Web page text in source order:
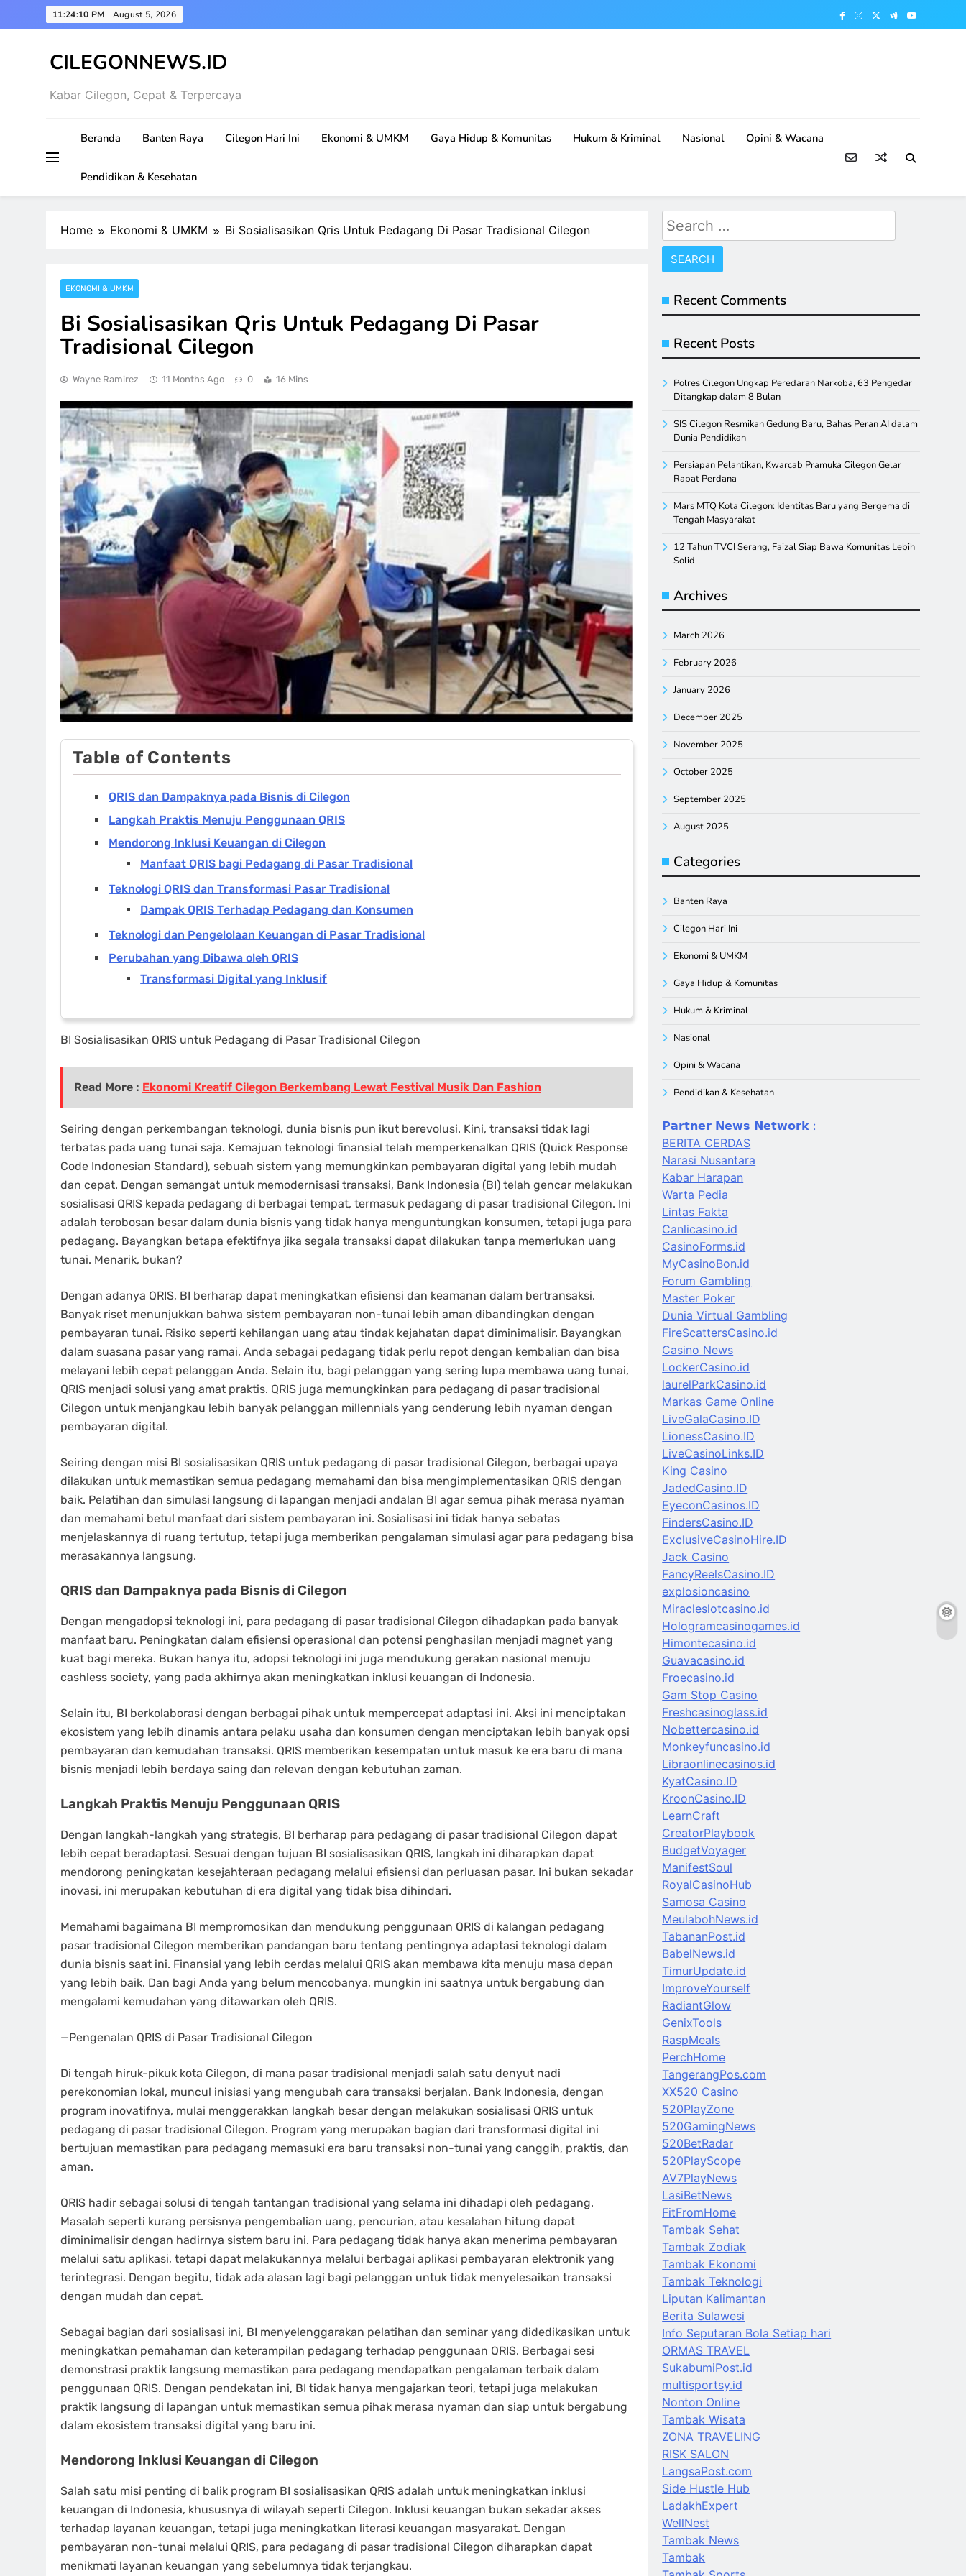
to
11:24:11 PM August 5, 2026
CILEGONNEWS.ID
Kabar Cilegon, Cepat & Terpercaya
Beranda Banten Raya Cilegon Hari Ini Ekonomi & UMKM Gaya Hidup & Komunitas Hukum & Kriminal Nasional Opini & Wacana
Pendidikan & Kesehatan
Home Ekonomi & UMKM Bi Sosialisasikan Qris Untuk Pedagang Di Pasar Tradisional Cilegon
EKONOMI & UMKM
Bi Sosialisasikan Qris Untuk Pedagang Di Pasar
Tradisional Cilegon
Wayne Ramirez 11 Months Ago 0 16 Mins
Table of Contents
QRIS dan Dampaknya pada Bisnis di Cilegon
Langkah Praktis Menuju Penggunaan QRIS
Mendorong Inklusi Keuangan di Cilegon
Manfaat QRIS bagi Pedagang di Pasar Tradisional
Teknologi QRIS dan Transformasi Pasar Tradisional
Dampak QRIS Terhadap Pedagang dan Konsumen
Teknologi dan Pengelolaan Keuangan di Pasar Tradisional
Perubahan yang Dibawa oleh QRIS
Transformasi Digital yang Inklusif
BI Sosialisasikan QRIS untuk Pedagang di Pasar Tradisional Cilegon
Read More : Ekonomi Kreatif Cilegon Berkembang Lewat Festival Musik Dan Fashion
Seiring dengan perkembangan teknologi, dunia bisnis pun ikut berevolusi. Kini, transaksi tidak lagi
terbatas pada uang tunai saja. Kemajuan teknologi finansial telah memperkenalkan QRIS (Quick Response
Code Indonesian Standard), sebuah sistem yang memungkinkan pembayaran digital yang lebih mudah
dan cepat. Dengan semangat untuk memodernisasi transaksi, Bank Indonesia (BI) telah gencar melakukan
sosialisasi QRIS kepada pedagang di berbagai tempat, termasuk pedagang di pasar tradisional Cilegon. Ini
adalah terobosan besar dalam dunia bisnis yang tidak hanya menguntungkan konsumen, tetapi juga para
pedagang. Bayangkan betapa efektifnya jika segala transaksi dapat dilakukan tanpa memerlukan uang
tunai. Menarik, bukan?
Dengan adanya QRIS, BI berharap dapat meningkatkan efisiensi dan keamanan dalam bertransaksi.
Banyak riset menunjukkan bahwa sistem pembayaran non-tunai lebih aman dibandingkan dengan
pembayaran tunai. Risiko seperti kehilangan uang atau tindak kejahatan dapat diminimalisir. Bayangkan
dalam suasana pasar yang ramai, Anda sebagai pedagang tidak perlu repot dengan kembalian dan bisa
melayani lebih cepat pelanggan Anda. Selain itu, bagi pelanggan yang sering lupa membawa uang tunai,
QRIS menjadi solusi yang amat praktis. QRIS juga memungkinkan para pedagang di pasar tradisional
Cilegon untuk menjangkau lebih banyak pelanggan millennials yang cenderung lebih nyaman dengan
pembayaran digital.
Seiring dengan misi BI sosialisasikan QRIS untuk pedagang di pasar tradisional Cilegon, berbagai upaya
dilakukan untuk memastikan semua pedagang memahami dan bisa mengimplementasikan QRIS dengan
baik. Pelatihan dan simulasi langsung di lapangan menjadi andalan BI agar semua pihak merasa nyaman
dan memahami betul manfaat dari sistem pembayaran ini. Sosialisasi ini tidak hanya sebatas
menjelaskannya di ruang tertutup, tetapi juga memberikan pengalaman simulasi agar para pedagang bisa
merasakannya langsung.
QRIS dan Dampaknya pada Bisnis di Cilegon
Dengan mengadopsi teknologi ini, para pedagang di pasar tradisional Cilegon dihadapkan pada banyak
manfaat baru. Peningkatan dalam efisiensi operasional dan potensi penghasilan menjadi magnet yang
kuat bagi mereka. Bukan hanya itu, adopsi teknologi ini juga mendukung gerakan nasional menuju
cashless society, yang pada akhirnya akan meningkatkan inklusi keuangan di Indonesia.
Selain itu, BI berkolaborasi dengan berbagai pihak untuk mempercepat adaptasi ini. Aksi ini menciptakan
ekosistem yang lebih dinamis antara pelaku usaha dan konsumen dengan menciptakan lebih banyak opsi
pembayaran dan kemudahan transaksi. QRIS memberikan kesempatan untuk masuk ke era baru di mana
bisnis menjadi lebih berdaya saing dan relevan dengan kebutuhan zaman.
Langkah Praktis Menuju Penggunaan QRIS
Dengan langkah-langkah yang strategis, BI berharap para pedagang di pasar tradisional Cilegon dapat
lebih cepat beradaptasi. Sesuai dengan tujuan BI sosialisasikan QRIS, langkah ini diharapkan dapat
mendorong peningkatan kesejahteraan pedagang melalui efisiensi dan perluasan pasar. Ini bukan sekadar
inovasi, ini merupakan kebutuhan di era digital yang tidak bisa dihindari.
Memahami bagaimana BI mempromosikan dan mendukung penggunaan QRIS di kalangan pedagang
pasar tradisional Cilegon memberikan pandangan baru tentang pentingnya adaptasi teknologi dalam
dunia bisnis saat ini. Finansial yang lebih cerdas melalui QRIS akan membawa kita menuju masa depan
yang lebih baik. Dan bagi Anda yang belum mencobanya, mungkin ini saatnya untuk bergabung dan
mengalami kemudahan yang ditawarkan oleh QRIS.
—Pengenalan QRIS di Pasar Tradisional Cilegon
Di tengah hiruk-pikuk kota Cilegon, di mana pasar tradisional menjadi salah satu denyut nadi
perekonomian lokal, muncul inisiasi yang mengubah cara transaksi berjalan. Bank Indonesia, dengan
program inovatifnya, mulai menggerakkan langkah besar dengan melakukan sosialisasi QRIS untuk
pedagang di pasar tradisional Cilegon. Program yang merupakan bagian dari transformasi digital ini
bertujuan memastikan para pedagang memasuki era baru transaksi non-tunai yang canggih, praktis, dan
aman.
QRIS hadir sebagai solusi di tengah tantangan tradisional yang selama ini dihadapi oleh pedagang.
Masalah seperti kurang persisnya pengembalian uang, pencurian, atau kesalahan hitung dapat
diminimalisir dengan hadirnya sistem baru ini. Para pedagang tidak hanya akan menerima pembayaran
melalui satu aplikasi, tetapi dapat melakukannya melalui berbagai aplikasi pembayaran elektronik yang
terintegrasi. Dengan begitu, tidak ada alasan lagi bagi pelanggan untuk tidak menyelesaikan transaksi
dengan mudah dan cepat.
Sebagai bagian dari sosialisasi ini, BI menyelenggarakan pelatihan dan seminar yang didedikasikan untuk
meningkatkan pemahaman dan keterampilan pedagang terhadap penggunaan QRIS. Berbagai sesi
demonstrasi praktik langsung memastikan para pedagang mendapatkan pengalaman terbaik dalam
penggunaan QRIS. Dengan pendekatan ini, BI tidak hanya mengajarkan teori, tetapi juga melakukan
praktik langsung di lapangan untuk memastikan semua pihak merasa nyaman dan siap untuk bergabung
dalam ekosistem transaksi digital yang baru ini.
Mendorong Inklusi Keuangan di Cilegon
Salah satu misi penting di balik program BI sosialisasikan QRIS adalah untuk meningkatkan inklusi
keuangan di Indonesia, khususnya di wilayah seperti Cilegon. Inklusi keuangan bukan sekadar akses
terhadap layanan keuangan, tetapi juga meningkatkan literasi keuangan masyarakat. Dengan
pembayaran non-tunai melalui QRIS, para pedagang di pasar tradisional Cilegon diharapkan dapat
menikmati layanan keuangan yang sebelumnya tidak terjangkau.
Search
for:
Recent Comments
Recent Posts
Polres Cilegon Ungkap Peredaran Narkoba, 63 Pengedar
Ditangkap dalam 8 Bulan
SIS Cilegon Resmikan Gedung Baru, Bahas Peran AI dalam
Dunia Pendidikan
Persiapan Pelantikan, Kwarcab Pramuka Cilegon Gelar
Rapat Perdana
Mars MTQ Kota Cilegon: Identitas Baru yang Bergema di
Tengah Masyarakat
12 Tahun TVCI Serang, Faizal Siap Bawa Komunitas Lebih
Solid
Archives
March 2026
February 2026
January 2026
December 2025
November 2025
October 2025
September 2025
August 2025
Categories
Banten Raya
Cilegon Hari Ini
Ekonomi & UMKM
Gaya Hidup & Komunitas
Hukum & Kriminal
Nasional
Opini & Wacana
Pendidikan & Kesehatan
𝗣𝗮𝗿𝘁𝗻𝗲𝗿 𝗡𝗲𝘄𝘀 𝗡𝗲𝘁𝘄𝗼𝗿𝗸 :
BERITA CERDAS
Narasi Nusantara
Kabar Harapan
Warta Pedia
Lintas Fakta
Canlicasino.id
CasinoForms.id
MyCasinoBon.id
Forum Gambling
Master Poker
Dunia Virtual Gambling
FireScattersCasino.id
Casino News
LockerCasino.id
laurelParkCasino.id
Markas Game Online
LiveGalaCasino.ID
LionessCasino.ID
LiveCasinoLinks.ID
King Casino
JadedCasino.ID
EyeconCasinos.ID
FindersCasino.ID
ExclusiveCasinoHire.ID
Jack Casino
FancyReelsCasino.ID
explosioncasino
Miracleslotcasino.id
Hologramcasinogames.id
Himontecasino.id
Guavacasino.id
Froecasino.id
Gam Stop Casino
Freshcasinoglass.id
Nobettercasino.id
Monkeyfuncasino.id
Libraonlinecasinos.id
KyatCasino.ID
KroonCasino.ID
LearnCraft
CreatorPlaybook
BudgetVoyager
ManifestSoul
RoyalCasinoHub
Samosa Casino
MeulabohNews.id
TabananPost.id
BabelNews.id
TimurUpdate.id
ImproveYourself
RadiantGlow
GenixTools
RaspMeals
PerchHome
TangerangPos.com
XX520 Casino
520PlayZone
520GamingNews
520BetRadar
520PlayScope
AV7PlayNews
LasiBetNews
FitFromHome
Tambak Sehat
Tambak Zodiak
Tambak Ekonomi
Tambak Teknologi
Liputan Kalimantan
Berita Sulawesi
Info Seputaran Bola Setiap hari
ORMAS TRAVEL
SukabumiPost.id
multisportsy.id
Nonton Online
Tambak Wisata
ZONA TRAVELING
RISK SALON
LangsaPost.com
Side Hustle Hub
LadakhExpert
WellNest
Tambak News
Tambak